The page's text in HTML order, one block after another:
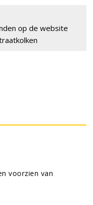
op de website
voorzien van